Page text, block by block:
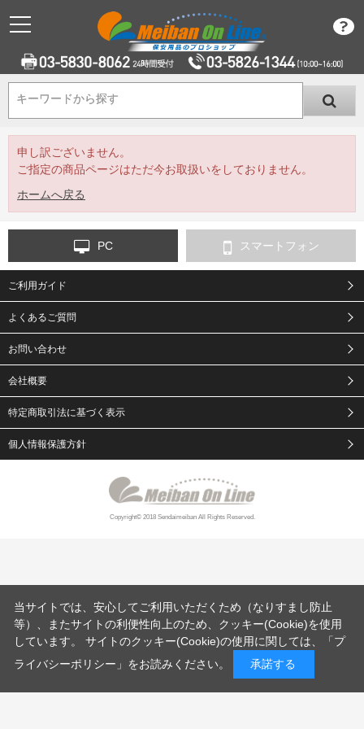
キーワードから探す
キーワードから探す
申し訳ございません。
ご指定の商品ページはただ今お取扱いをしておりません。
ホームへ戻る
PC スマートフォン
ご利用ガイド
よくあるご質問
お問い合わせ
会社概要
特定商取引法に基づく表示
個人情報保護方針
Copyright© 2018 Sendaimeiban All Rights Reserved.
当サイトでは、安心してご利用いただくため（なりすまし防止
等）、またサイトの利便性向上のため、クッキー(Cookie)を使用
しています。 サイトのクッキー(Cookie)の使用に関しては、「 プ
ライバシーポリシー 」をお読みください。 承諾する